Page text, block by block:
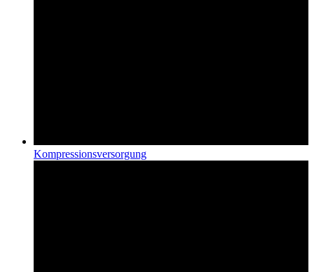
Kompressions­versorgung